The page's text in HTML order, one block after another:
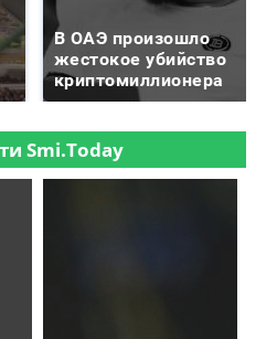
В ОАЭ произошло
жестокое убийство
криптомиллионера